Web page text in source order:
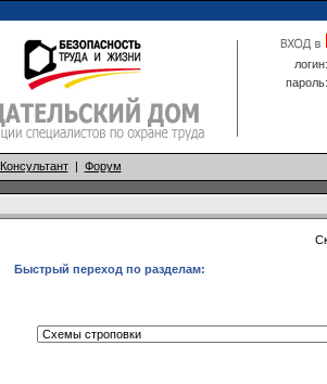
логин:
пароль:
Консультант| Форум
Быстрый переход по разделам: